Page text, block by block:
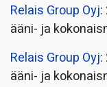
Relais Group Oyj:
ääni- ja
Relais Group Oyj:
ääni- ja